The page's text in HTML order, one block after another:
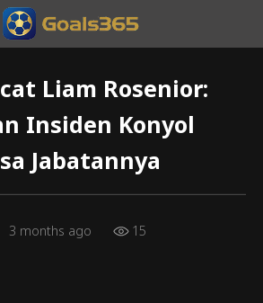
Liam Rosenior:
Insiden Konyol
Jabatannya
3 months ago 15